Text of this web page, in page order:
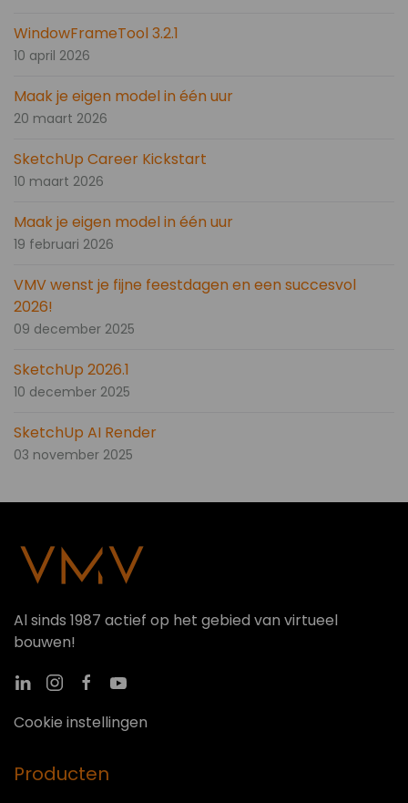
WindowFrameTool 3.2.1
10 april 2026
Maak je eigen model in één uur
20 maart 2026
SketchUp Career Kickstart
10 maart 2026
Maak je eigen model in één uur
19 februari 2026
VMV wenst je fijne feestdagen en een succesvol
2026!
09 december 2025
SketchUp 2026.1
10 december 2025
SketchUp AI Render
03 november 2025
Al sinds 1987 actief op het gebied van virtueel
bouwen!
Cookie instellingen
Producten